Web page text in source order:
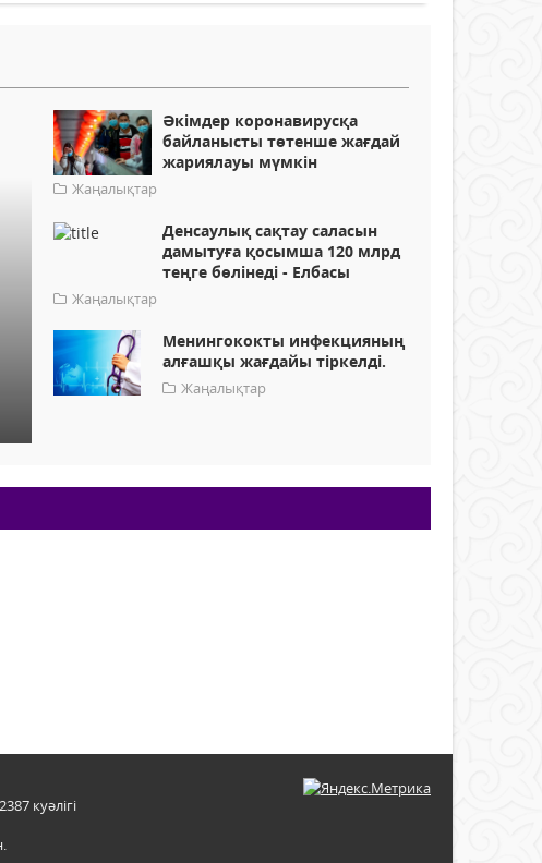
Әкімдер коронавирусқа
байланысты төтенше жағдай
жариялауы мүмкін
Жаңалықтар
Денсаулық сақтау саласын
дамытуға қосымша 120 млрд
теңге бөлінеді - Елбасы
Жаңалықтар
Менингококты инфекцияның
алғашқы жағдайы тіркелді.
Жаңалықтар
куәлігі